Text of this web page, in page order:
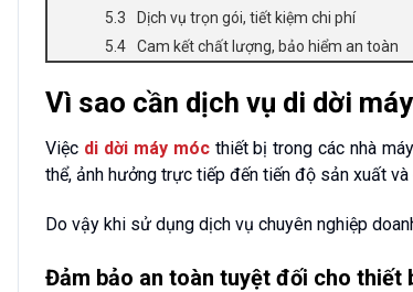
Dịch vụ trọn gói, tiết kiệm chi phí
Cam kết chất lượng, bảo hiểm an toàn
Vì sao cần dịch vụ di dời
Việc di dời máy mócthiết bị trong các nhà
thể, ảnh hưởng trực tiếp đến tiến độ sản xuất và
Do vậy khi sử dụng dịch vụ chuyên nghiệp
Đảm bảo an toàn tuyệt đối cho thiết